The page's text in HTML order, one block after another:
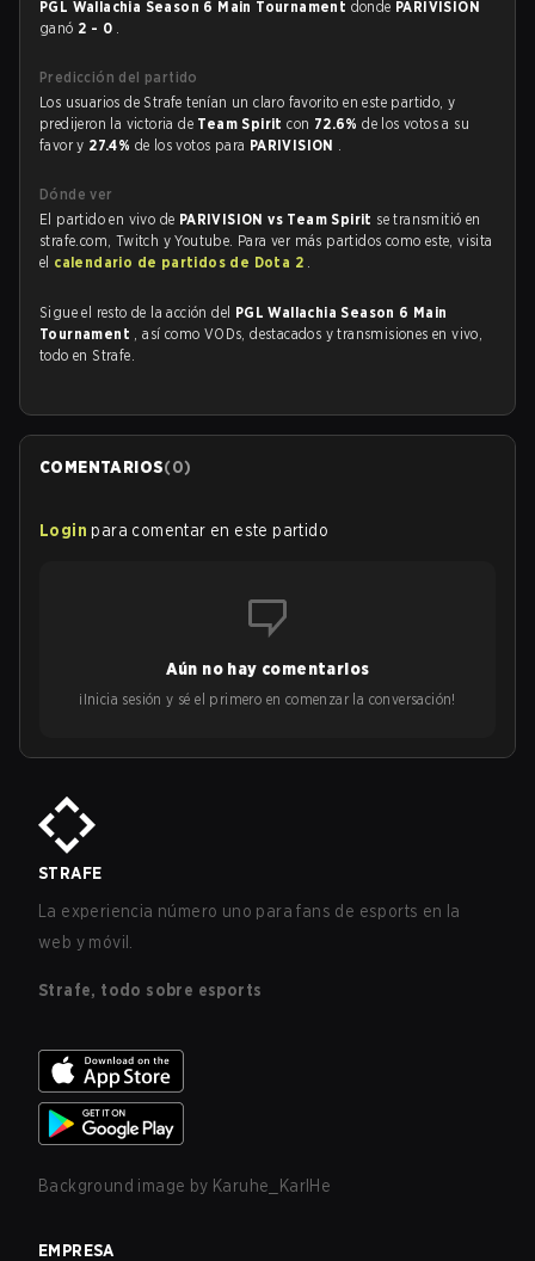
PGL Wallachia Season 6 Main Tournament donde PARIVISION
ganó 2 - 0 .
Predicción del partido
Los usuarios de Strafe tenían un claro favorito en este partido, y
predijeron la victoria de Team Spiritcon 72.6%de los votos a su
favor y 27.4% de los votos para PARIVISION .
Dónde ver
El partido en vivo de PARIVISION vs Team Spirit se transmitió en
strafe.com, Twitch y Youtube. Para ver más partidos como este, visita
el calendario de partidos de Dota 2 .
Sigue el resto de la acción del PGL Wallachia Season 6 Main
Tournament , así como VODs, destacados y transmisiones en vivo,
todo en Strafe.
COMENTARIOS(0)
Login para comentar en este partido
Aún no hay comentarios
¡Inicia sesión y sé el primero en comenzar la conversación!
STRAFE
La experiencia número uno para fans de esports en la
web y móvil.
Strafe, todo sobre esports
Background image by Karuhe_KarlHe
EMPRESA